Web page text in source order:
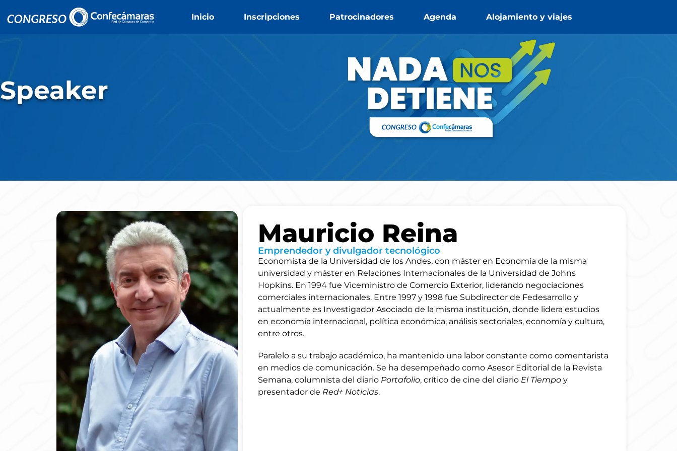
Inicio Inscripciones Patrocinadores Agenda Alojamiento y viajes
Speaker
Mauricio Reina
Emprendedor y divulgador tecnológico
Economista de la Universidad de los Andes, con máster en Economía de la misma
universidad y máster en Relaciones Internacionales de la Universidad de Johns
Hopkins. En 1994 fue Viceministro de Comercio Exterior, liderando negociaciones
comerciales internacionales. Entre 1997 y 1998 fue Subdirector de Fedesarrollo y
actualmente es Investigador Asociado de la misma institución, donde lidera estudios
en economía internacional, política económica, análisis sectoriales, economía y cultura,
entre otros.
Paralelo a su trabajo académico, ha mantenido una labor constante como comentarista
en medios de comunicación. Se ha desempeñado como Asesor Editorial de la Revista
Semana, columnista del diario Portafolio, crítico de cine del diario El Tiempoy
presentador de Red+ Noticias.